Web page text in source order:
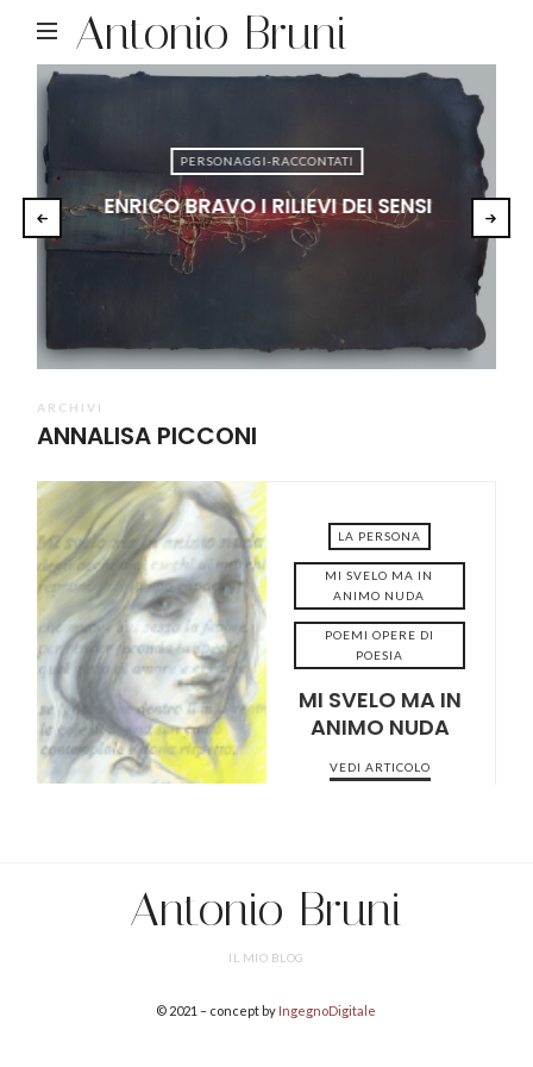
Antonio Bruni
PERSONAGGI-RACCONTATI
ENRICO BRAVO I RILIEVI DEI SENSI
ARCHIVI
ANNALISA PICCONI
2022-03-09
LA PERSONA
MI SVELO MA IN
ANIMO NUDA
POEMI OPERE DI
POESIA
MI SVELO MA IN
ANIMO NUDA
VEDI ARTICOLO
Antonio Bruni
IL MIO BLOG
© 2021 – concept by IngegnoDigitale